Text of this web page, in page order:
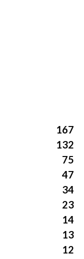
167
132
75
47
34
23
14
13
12